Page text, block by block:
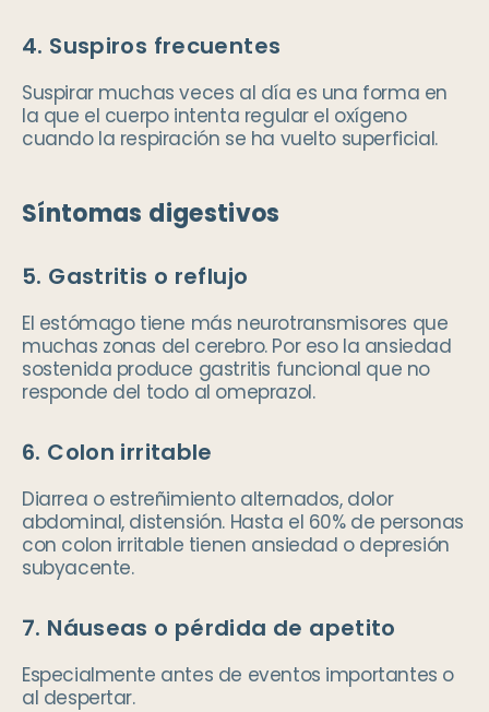
4. Suspiros frecuentes
Suspirar muchas veces al día es una forma en
la que el cuerpo intenta regular el oxígeno
cuando la respiración se ha vuelto superficial.
Síntomas digestivos
5. Gastritis o reflujo
El estómago tiene más neurotransmisores que
muchas zonas del cerebro. Por eso la ansiedad
sostenida produce gastritis funcional que no
responde del todo al omeprazol.
6. Colon irritable
Diarrea o estreñimiento alternados, dolor
abdominal, distensión. Hasta el 60% de personas
con colon irritable tienen ansiedad o depresión
subyacente.
7. Náuseas o pérdida de apetito
Especialmente antes de eventos importantes o
al despertar.